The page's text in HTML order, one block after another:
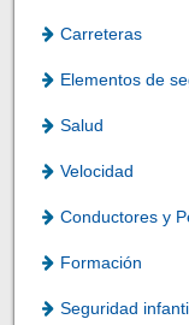
Carreteras
Elementos de
Salud
Velocidad
Conductores y
Formación
Seguridad